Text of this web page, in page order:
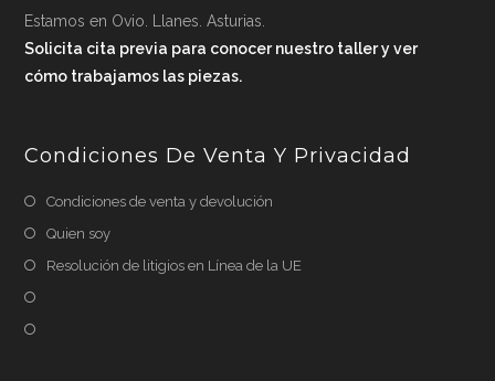
Estamos en Ovio. Llanes. Asturias.
Solicita cita previa para conocer nuestro taller y ver
cómo trabajamos las piezas.
Condiciones De Venta Y Privacidad
Condiciones de venta y devolución
Quien soy
Resolución de litigios en Línea de la UE